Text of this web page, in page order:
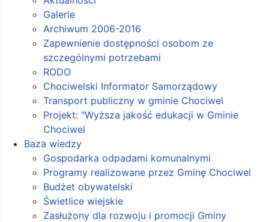
Galerie
Archiwum 2006-2016
Zapewnienie dostępności osobom ze
szczególnymi potrzebami
RODO
Chociwelski Informator Samorządowy
Transport publiczny w gminie Chociwel
Projekt: "Wyższa jakość edukacji w Gminie
Chociwel
Baza wiedzy
Gospodarka odpadami komunalnymi
Programy realizowane przez Gminę Chociwel
Budżet obywatelski
Świetlice wiejskie
Zasłużony dla rozwoju i promocji Gminy